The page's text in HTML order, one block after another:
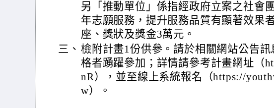
另「推動單位」係指經政府立案之社會
年志願服務，提升服務品質有顯著效果
座、獎狀及獎金3萬元。
三、 檢附計畫1份供參。請於相關網站公告
格者踴躍參加；詳情請參考計畫網址（
nR），並至線上系統報名（https://
w）。